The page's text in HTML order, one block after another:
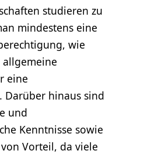
studieren zu
mindestens eine
wie
allgemeine
eine
Darüber hinaus sind
und
Kenntnisse sowie
Vorteil, da viele